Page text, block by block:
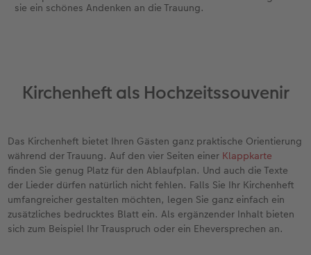
sie ein schönes Andenken an die Trauung.
Kirchenheft als Hochzeitssouvenir
Das Kirchenheft bietet Ihren Gästen ganz praktische Orientierung
während der Trauung. Auf den vier Seiten einer Klappkarte
finden Sie genug Platz für den Ablaufplan. Und auch die Texte
der Lieder dürfen natürlich nicht fehlen. Falls Sie Ihr Kirchenheft
umfangreicher gestalten möchten, legen Sie ganz einfach ein
zusätzliches bedrucktes Blatt ein. Als ergänzender Inhalt bieten
sich zum Beispiel Ihr Trauspruch oder ein Eheversprechen an.